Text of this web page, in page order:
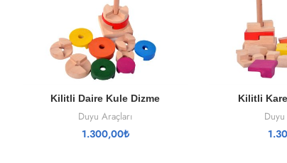
SEPETE EKLE
Kilitli Daire Kule Dizme
Duyu Araçları
1.300,00₺
Kilitli